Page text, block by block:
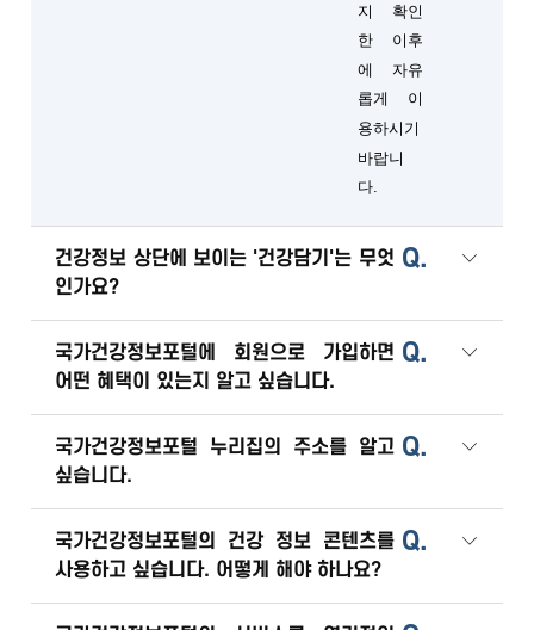
지 확인
한 이후
에 자유
롭게 이
용하시기
바랍니
다.
Q.
건강정보 상단에 보이는 '건강담기'는 무엇
인가요?
Q.
국가건강정보포털에 회원으로 가입하면
어떤 혜택이 있는지 알고 싶습니다.
Q.
국가건강정보포털 누리집의 주소를 알고
싶습니다.
Q.
국가건강정보포털의 건강 정보 콘텐츠를
사용하고 싶습니다. 어떻게 해야 하나요?